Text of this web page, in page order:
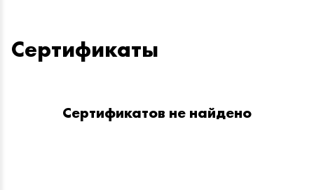
Сертификаты
Сертификатов не найдено